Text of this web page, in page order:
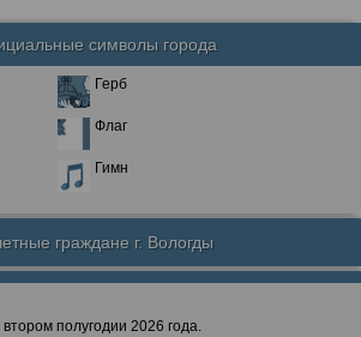
символы города
Герб
Флаг
Гимн
граждане г. Вологды
полугодии 2026 года.